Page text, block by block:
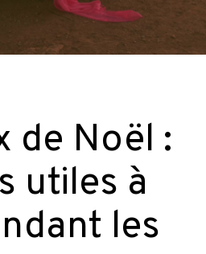
de Noël :
utiles à
les